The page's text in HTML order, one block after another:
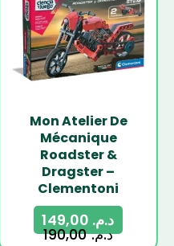
Mon Atelier De
Mécanique
Roadster &
Dragster –
Clementoni
د.م.190,00
د.م.